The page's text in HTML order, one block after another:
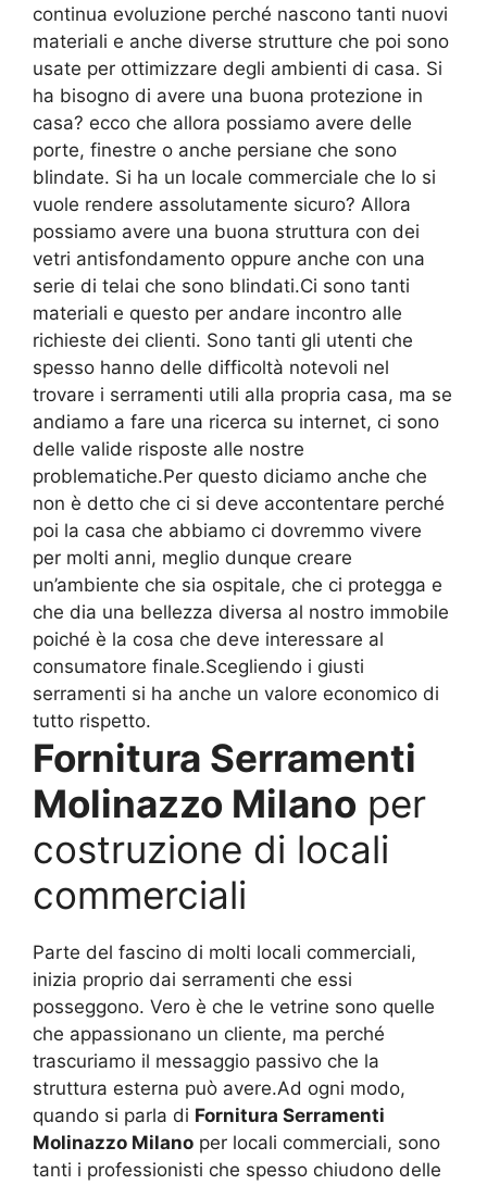
continua evoluzione perché nascono tanti nuovi
materiali e anche diverse strutture che poi sono
usate per ottimizzare degli ambienti di casa. Si
ha bisogno di avere una buona protezione in
casa? ecco che allora possiamo avere delle
porte, finestre o anche persiane che sono
blindate. Si ha un locale commerciale che lo si
vuole rendere assolutamente sicuro? Allora
possiamo avere una buona struttura con dei
vetri antisfondamento oppure anche con una
serie di telai che sono blindati.Ci sono tanti
materiali e questo per andare incontro alle
richieste dei clienti. Sono tanti gli utenti che
spesso hanno delle difficoltà notevoli nel
trovare i serramenti utili alla propria casa, ma se
andiamo a fare una ricerca su internet, ci sono
delle valide risposte alle nostre
problematiche.Per questo diciamo anche che
non è detto che ci si deve accontentare perché
poi la casa che abbiamo ci dovremmo vivere
per molti anni, meglio dunque creare
un’ambiente che sia ospitale, che ci protegga e
che dia una bellezza diversa al nostro immobile
poiché è la cosa che deve interessare al
consumatore finale.Scegliendo i giusti
serramenti si ha anche un valore economico di
tutto rispetto.
Fornitura Serramenti
Molinazzo Milano per
costruzione di locali
commerciali
Parte del fascino di molti locali commerciali,
inizia proprio dai serramenti che essi
posseggono. Vero è che le vetrine sono quelle
che appassionano un cliente, ma perché
trascuriamo il messaggio passivo che la
struttura esterna può avere.Ad ogni modo,
quando si parla di Fornitura Serramenti
Molinazzo Milano per locali commerciali, sono
tanti i professionisti che spesso chiudono delle